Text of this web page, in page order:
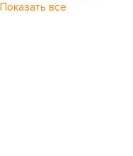
Показать все